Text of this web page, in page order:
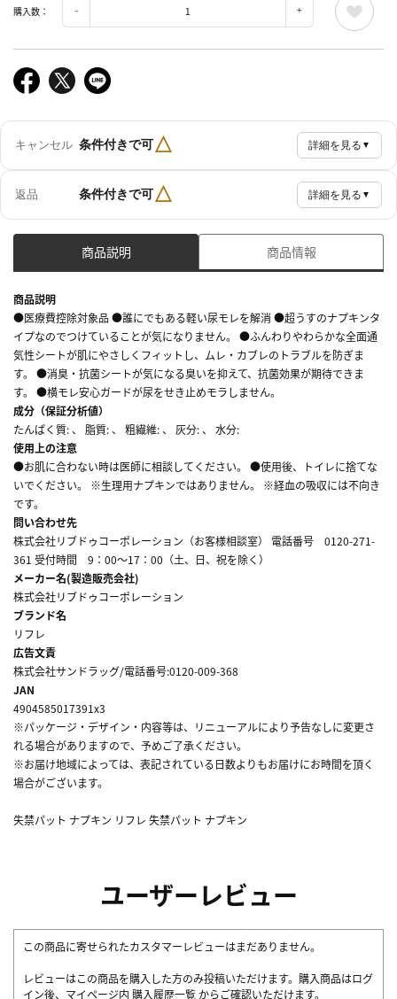
購入数：
キャンセル 条件付きで可△ 詳細を見る ▼
返品 条件付きで可△ 詳細を見る ▼
商品説明 商品情報
商品説明
●医療費控除対象品 ●誰にでもある軽い尿モレを解消 ●超うすのナプキンタ
イプなのでつけていることが気になりません。 ●ふんわりやわらかな全面通
気性シートが肌にやさしくフィットし、ムレ・カブレのトラブルを防ぎま
す。 ●消臭・抗菌シートが気になる臭いを抑えて、抗菌効果が期待できま
す。 ●横モレ安心ガードが尿をせき止めモラしません。
成分（保証分析値）
たんぱく質: 、 脂質: 、 粗繊維: 、 灰分: 、 水分:
使用上の注意
●お肌に合わない時は医師に相談してください。 ●使用後、トイレに捨てな
いでください。 ※生理用ナプキンではありません。 ※経血の吸収には不向き
です。
問い合わせ先
株式会社リブドゥコーポレーション（お客様相談室） 電話番号 0120-271-
361 受付時間 9：00～17：00（土、日、祝を除く）
メーカー名(製造販売会社)
株式会社リブドゥコーポレーション
ブランド名
リフレ
広告文責
株式会社サンドラッグ/電話番号:0120-009-368
JAN
4904585017391x3
※パッケージ・デザイン・内容等は、リニューアルにより予告なしに変更さ
れる場合がありますので、予めご了承ください。
※お届け地域によっては、表記されている日数よりもお届けにお時間を頂く
場合がございます。
失禁パット ナプキン リフレ 失禁パット ナプキン
ユーザーレビュー
この商品に寄せられたカスタマーレビューはまだありません。
レビューはこの商品を購入した方のみ投稿いただけます。購入商品はログ
イン後、マイページ内 購入履歴一覧 からご確認いただけます。